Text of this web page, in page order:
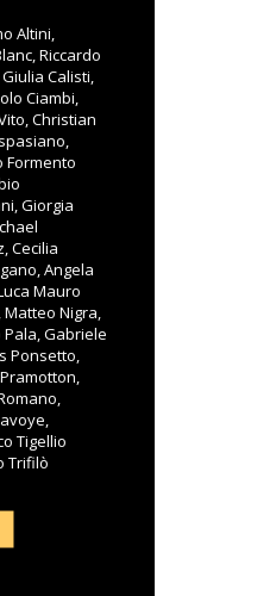
Altini,
Riccardo
Calisti,
Ciambi,
Christian
Formento
Giorgia
Cecilia
Angela
Mauro
Nigra,
Gabriele
Ponsetto,
Tigellio
Trifilò